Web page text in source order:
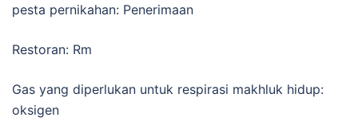
pesta pernikahan: Penerimaan
Restoran: Rm
Gas yang diperlukan untuk respirasi makhluk hidup:
oksigen